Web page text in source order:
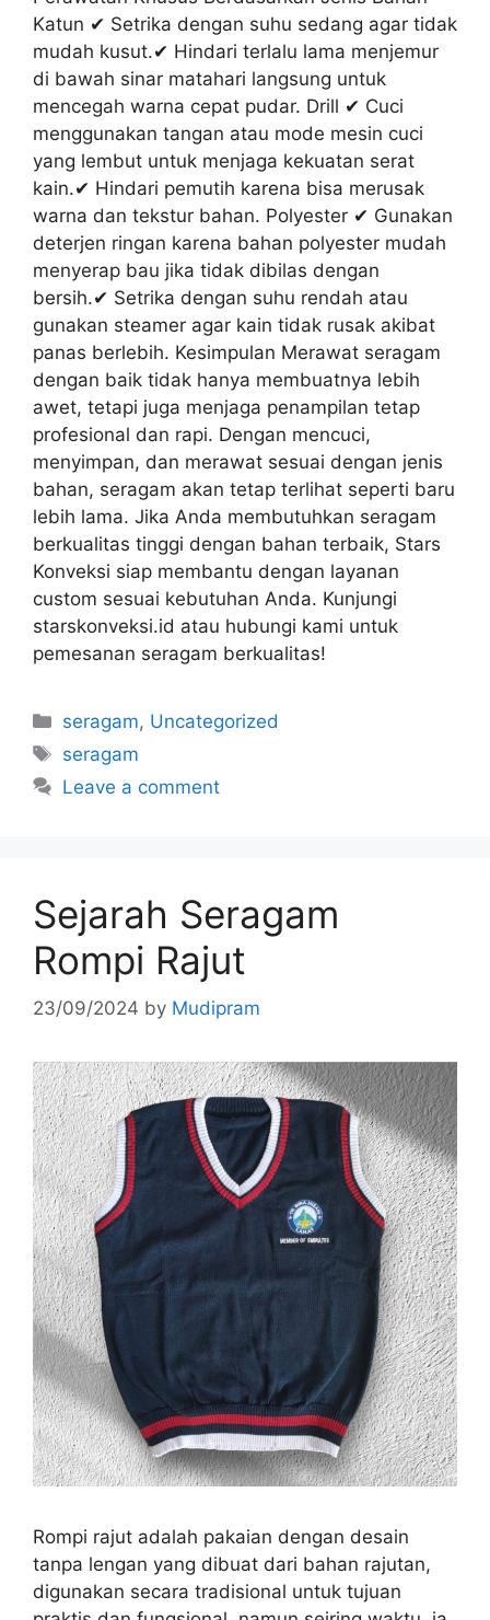
Katun ✔ Setrika dengan suhu sedang agar tidak
mudah kusut.✔ Hindari terlalu lama menjemur
di bawah sinar matahari langsung untuk
mencegah warna cepat pudar. Drill ✔ Cuci
menggunakan tangan atau mode mesin cuci
yang lembut untuk menjaga kekuatan serat
kain.✔ Hindari pemutih karena bisa merusak
warna dan tekstur bahan. Polyester ✔ Gunakan
deterjen ringan karena bahan polyester mudah
menyerap bau jika tidak dibilas dengan
bersih.✔ Setrika dengan suhu rendah atau
gunakan steamer agar kain tidak rusak akibat
panas berlebih. Kesimpulan Merawat seragam
dengan baik tidak hanya membuatnya lebih
awet, tetapi juga menjaga penampilan tetap
profesional dan rapi. Dengan mencuci,
menyimpan, dan merawat sesuai dengan jenis
bahan, seragam akan tetap terlihat seperti baru
lebih lama. Jika Anda membutuhkan seragam
berkualitas tinggi dengan bahan terbaik, Stars
Konveksi siap membantu dengan layanan
custom sesuai kebutuhan Anda. Kunjungi
starskonveksi.id atau hubungi kami untuk
pemesanan seragam berkualitas!
seragam, Uncategorized
seragam
Leave a comment
Sejarah Seragam
Rompi Rajut
23/09/2024 by Mudipram
Rompi rajut adalah pakaian dengan desain
tanpa lengan yang dibuat dari bahan rajutan,
digunakan secara tradisional untuk tujuan